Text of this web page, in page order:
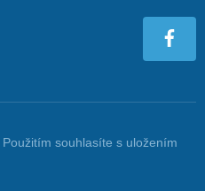
Použitím souhlasíte s uložením